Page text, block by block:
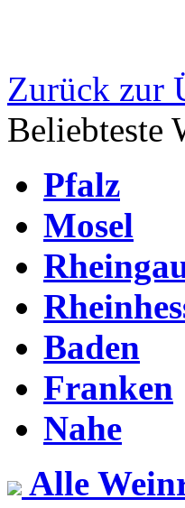
Zurück zur
Beliebteste
Pfalz
Mosel
Baden
Franken
Nahe
Alle